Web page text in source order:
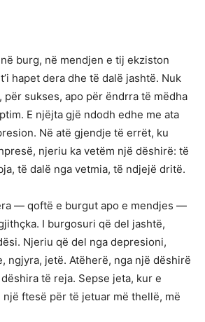
burg, në mendjen e tij ekziston
hapet dera dhe të dalë jashtë. Nuk
për sukses, apo për ëndrra të mëdha
E njëjta gjë ndodh edhe me ata
Në atë gjendje të errët, ku
njeriu ka vetëm një dëshirë: të
të dalë nga vetmia, të ndjejë dritë.
— qoftë e burgut apo e mendjes —
I burgosuri që del jashtë,
Njeriu që del nga depresioni,
ngjyra, jetë. Atëherë, nga një dëshirë
të reja. Sepse jeta, kur e
ftesë për të jetuar më thellë, më